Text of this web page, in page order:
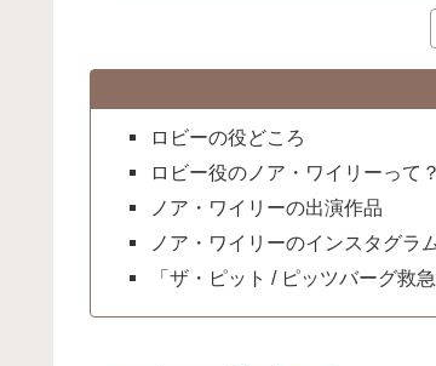
ロビーの役どころ
ロビー役のノア・ワイリーって？
ノア・ワイリーの出演作品
ノア・ワイリーのインスタグラ
「ザ・ピット / ピッツバーグ救